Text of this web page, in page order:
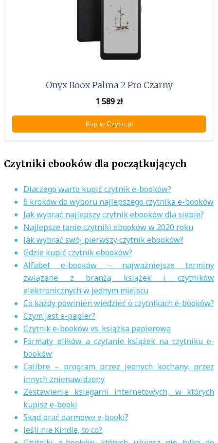
Onyx Boox Palma 2 Pro Czarny
1 589 zł
Kup w Czytio.pl
Czytniki ebooków dla początkujących
Dlaczego warto kupić czytnik e-booków?
6 kroków do wyboru najlepszego czytnika e-booków
Jak wybrać najlepszy czytnik ebooków dla siebie?
Najlepsze tanie czytniki ebooków w 2020 roku
Jak wybrać swój pierwszy czytnik ebooków?
Gdzie kupić czytnik ebooków?
Alfabet e-booków – najważniejsze terminy
związane z branżą książek i czytników
elektronicznych w jednym miejscu
Co każdy powinien wiedzieć o czytnikach e-booków?
Czym jest e-papier?
Czytnik e-booków vs. książka papierowa
Formaty plików a czytanie książek na czytniku e-
booków
Calibre – program przez jednych kochany, przez
innych znienawidzony
Zestawienie księgarni internetowych, w których
kupisz e-booki
Skąd brać darmowe e-booki?
Jeśli nie Kindle, to co?